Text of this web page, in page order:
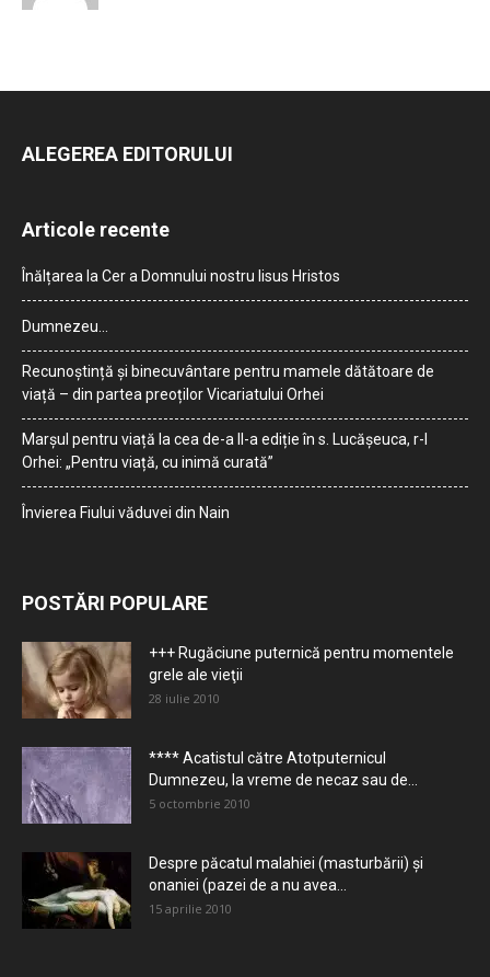
ALEGEREA EDITORULUI
Articole recente
Înălțarea la Cer a Domnului nostru Iisus Hristos
Dumnezeu…
Recunoștință și binecuvântare pentru mamele dătătoare de
viață – din partea preoților Vicariatului Orhei
Marșul pentru viață la cea de-a II-a ediție în s. Lucășeuca, r-l
Orhei: „Pentru viață, cu inimă curată”
Învierea Fiului văduvei din Nain
POSTĂRI POPULARE
+++ Rugăciune puternică pentru momentele
grele ale vieţii
28 iulie 2010
**** Acatistul către Atotputernicul
Dumnezeu, la vreme de necaz sau de...
5 octombrie 2010
Despre păcatul malahiei (masturbării) şi
onaniei (pazei de a nu avea...
15 aprilie 2010